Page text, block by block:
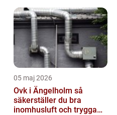
05 maj 2026
Ovk i Ängelholm så
säkerställer du bra
inomhusluft och trygga